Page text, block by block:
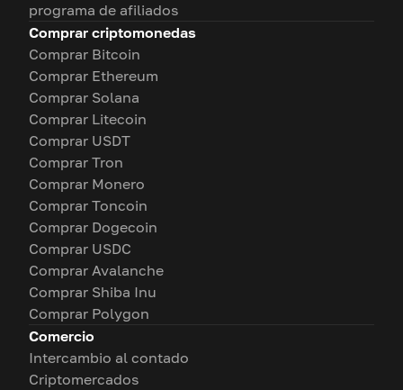
programa de afiliados
Comprar criptomonedas
Comprar Bitcoin
Comprar Ethereum
Comprar Solana
Comprar Litecoin
Comprar USDT
Comprar Tron
Comprar Monero
Comprar Toncoin
Comprar Dogecoin
Comprar USDC
Comprar Avalanche
Comprar Shiba Inu
Comprar Polygon
Comercio
Intercambio al contado
Criptomercados